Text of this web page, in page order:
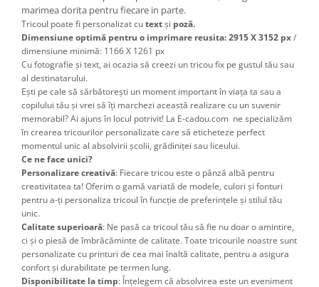
marimea dorita pentru fiecare in parte.
Tricoul poate fi personalizat cutextși poză.
Dimensiune optimă pentru o imprimare reusita: 2915 X 3152 px/
dimensiune minimă: 1166 X 1261 px
Cu fotografie și text, ai ocazia să creezi un tricou fix pe gustul tău sau
al destinatarului.
Ești pe cale să sărbătorești un moment important în viața ta sau a
copilului tău și vrei să îți marchezi această realizare cu un suvenir
memorabil? Ai ajuns în locul potrivit! La E-cadou.com ne specializăm
în crearea tricourilor personalizate care să eticheteze perfect
momentul unic al absolvirii școlii, grădiniței sau liceului.
Ce ne face unici?
Personalizare creativă: Fiecare tricou este o pânză albă pentru
creativitatea ta! Oferim o gamă variată de modele, culori și fonturi
pentru a-ți personaliza tricoul în funcție de preferințele și stilul tău
unic.
Calitate superioară: Ne pasă ca tricoul tău să fie nu doar o amintire,
ci și o piesă de îmbrăcăminte de calitate. Toate tricourile noastre sunt
personalizate cu printuri de cea mai înaltă calitate, pentru a asigura
confort și durabilitate pe termen lung.
Disponibilitate la timp: Înțelegem că absolvirea este un eveniment